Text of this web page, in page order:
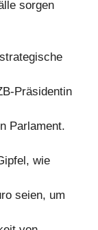
sorgen
Präsidentin
Parlament.
wie
seien, um